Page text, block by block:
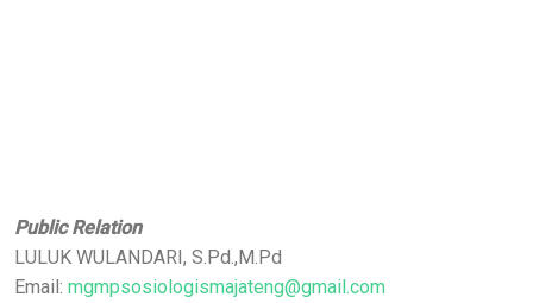
Public Relation
LULUK WULANDARI, S.Pd.,M.Pd
Email: mgmpsosiologismajateng@gmail.com